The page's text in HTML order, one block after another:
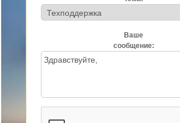
Ваше
сообщение: